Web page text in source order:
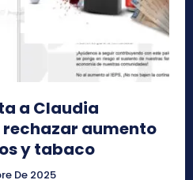
a Claudia
aumento
y tabaco
De 2025